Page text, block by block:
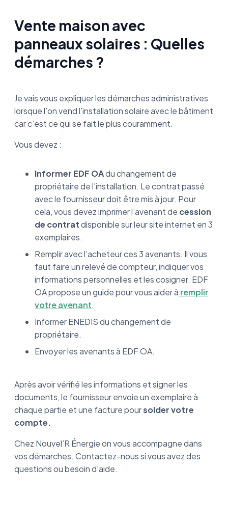
Vente maison avec
panneaux solaires : Quelles
démarches ?
Je vais vous expliquer les démarches administratives
lorsque l’on vend l’installation solaire avec le bâtiment
car c’est ce qui se fait le plus couramment.
Vous devez :
Informer EDF OAdu changement de
propriétaire de l’installation. Le contrat passé
avec le fournisseur doit être mis à jour. Pour
cela, vous devez imprimer l’avenant de cession
de contratdisponible sur leur site internet en 3
exemplaires.
Remplir avec l’acheteur ces 3 avenants. Il vous
faut faire un relevé de compteur, indiquer vos
informations personnelles et les cosigner. EDF
OA propose un guide pour vous aider à remplir
votre avenant.
Informer ENEDIS du changement de
propriétaire.
Envoyer les avenants à EDF OA.
Après avoir vérifié les informations et signer les
documents, le fournisseur envoie un exemplaire à
chaque partie et une facture poursolder votre
compte.
Chez Nouvel’R Énergie on vous accompagne dans
vos démarches. Contactez-nous si vous avez des
questions ou besoin d’aide.